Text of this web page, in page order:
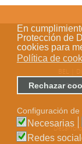
En
Protección de
cookies para
Política de
Rechazar
Configuración de
Necesarias
Redes
©